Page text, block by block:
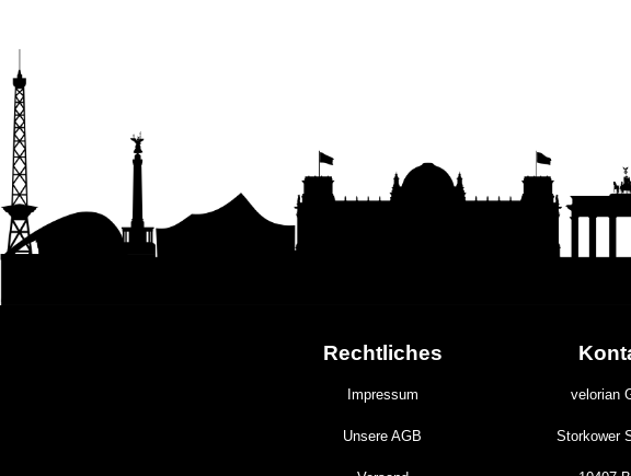
Rechtliches
Impressum
Unsere AGB
velorian
Storkower